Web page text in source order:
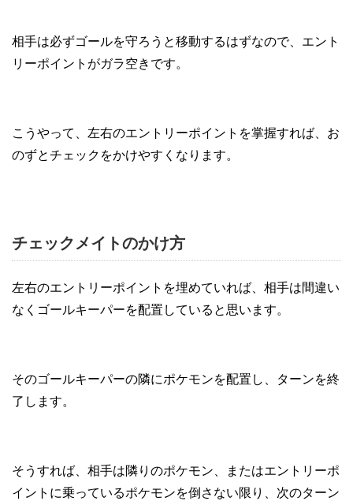
相手は必ずゴールを守ろうと移動するはずなので、エント
リーポイントがガラ空きです。
こうやって、左右のエントリーポイントを掌握すれば、お
のずとチェックをかけやすくなります。
チェックメイトのかけ方
左右のエントリーポイントを埋めていれば、相手は間違い
なくゴールキーパーを配置していると思います。
そのゴールキーパーの隣にポケモンを配置し、ターンを終
了します。
そうすれば、相手は隣りのポケモン、またはエントリーポ
イントに乗っているポケモンを倒さない限り、次のターン